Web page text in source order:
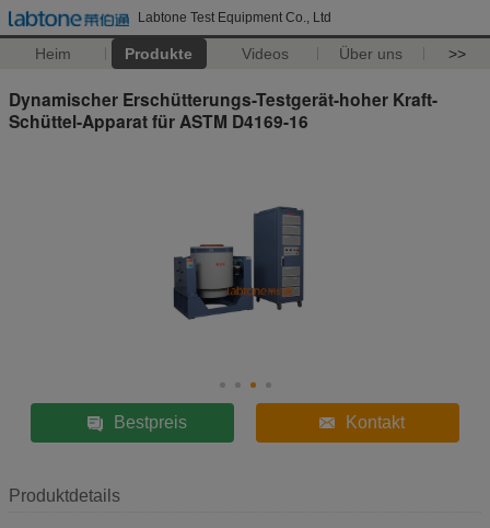
Labtone Test Equipment Co., Ltd
Heim Produkte Videos Über uns >>
Dynamischer Erschütterungs-Testgerät-hoher Kraft-
Schüttel-Apparat für ASTM D4169-16
Bestpreis Kontakt
Produktdetails